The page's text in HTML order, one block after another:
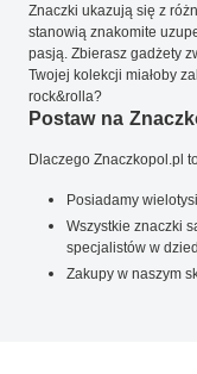
Znaczki ukazują się z
stanowią znakomite
pasją. Zbierasz gadżety
Twojej kolekcji miałoby
rock&rolla?
Postaw na
Dlaczego Znaczkopol.pl
Posiadamy
Wszystkie znaczki
specjalistów w
Zakupy w naszym